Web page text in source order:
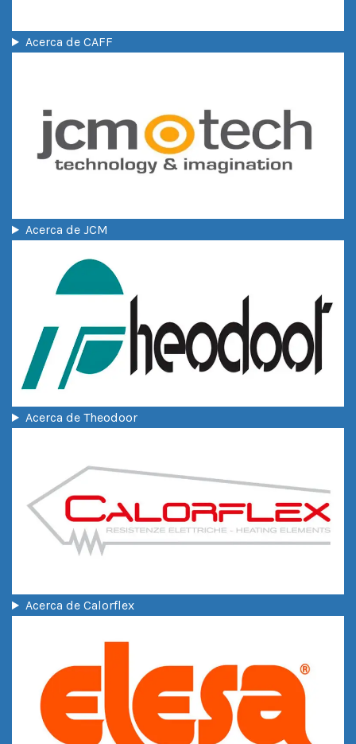
Acerca de CAFF
Acerca de JCM
Acerca de Theodoor
Acerca de Calorflex